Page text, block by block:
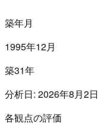
築年月
1995年12月
築31年
分析日: 2026年8月2日
各観点の評価